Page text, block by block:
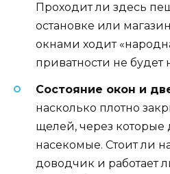
Проходит ли здесь
остановке или
окнами ходит
приватности не будет
Состояние окон и
насколько плотно
щелей, через которые
насекомые. Стоит ли
доводчик и работает